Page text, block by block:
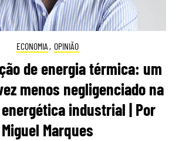
ECONOMIA , OPINIÃO
de energia térmica: um
menos negligenciado na
industrial | Por
Miguel Marques